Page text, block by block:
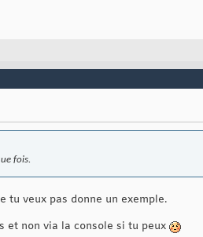
fois.
tu veux pas donne un exemple.
et non via la console si tu peux